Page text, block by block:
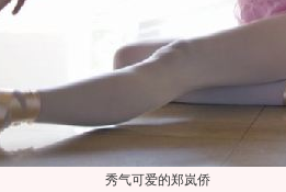
秀气可爱的郑岚侨